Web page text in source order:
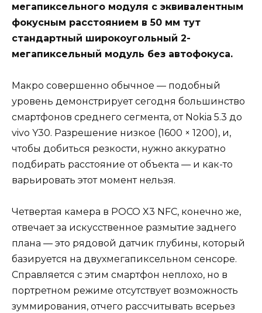
мегапиксельного модуля с эквивалентным
фокусным расстоянием в 50 мм тут
стандартный широкоугольный 2-
мегапиксельный модуль без автофокуса.
Макро совершенно обычное — подобный
уровень демонстрирует сегодня большинство
смартфонов среднего сегмента, от Nokia 5.3 до
vivo Y30. Разрешение низкое (1600 × 1200), и,
чтобы добиться резкости, нужно аккуратно
подбирать расстояние от объекта — и как-то
варьировать этот момент нельзя.
Четвертая камера в POCO X3 NFC, конечно же,
отвечает за искусственное размытие заднего
плана — это рядовой датчик глубины, который
базируется на двухмегапиксельном сенсоре.
Справляется с этим смартфон неплохо, но в
портретном режиме отсутствует возможность
зуммирования, отчего рассчитывать всерьез